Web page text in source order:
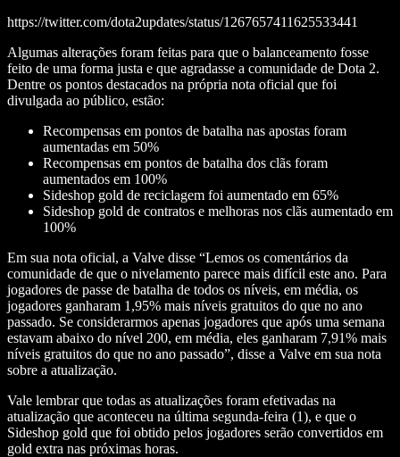
https://twitter.com/dota2updates/status/1267657411625533441
Algumas alterações foram feitas para que o balanceamento fosse
feito de uma forma justa e que agradasse a comunidade de Dota 2.
Dentre os pontos destacados na própria nota oficial que foi
divulgada ao público, estão:
Recompensas em pontos de batalha nas apostas foram
aumentadas em 50%
Recompensas em pontos de batalha dos clãs foram
aumentados em 100%
Sideshop gold de reciclagem foi aumentado em 65%
Sideshop gold de contratos e melhoras nos clãs aumentado em
100%
Em sua nota oficial, a Valve disse “Lemos os comentários da
comunidade de que o nivelamento parece mais difícil este ano. Para
jogadores de passe de batalha de todos os níveis, em média, os
jogadores ganharam 1,95% mais níveis gratuitos do que no ano
passado. Se considerarmos apenas jogadores que após uma semana
estavam abaixo do nível 200, em média, eles ganharam 7,91% mais
níveis gratuitos do que no ano passado”, disse a Valve em sua nota
sobre a atualização.
Vale lembrar que todas as atualizações foram efetivadas na
atualização que aconteceu na última segunda-feira (1), e que o
Sideshop gold que foi obtido pelos jogadores serão convertidos em
gold extra nas próximas horas.